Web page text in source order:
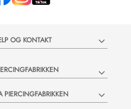
OG KONTAKT
PIERCINGFABRIKKEN